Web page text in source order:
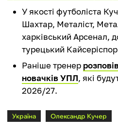
У якості футболіста
Шахтар, Металіст,
харківський Арсенал,
турецький
Раніше тренер
новачків УПЛ, які
2026/27.
Україна Олександр Кучер